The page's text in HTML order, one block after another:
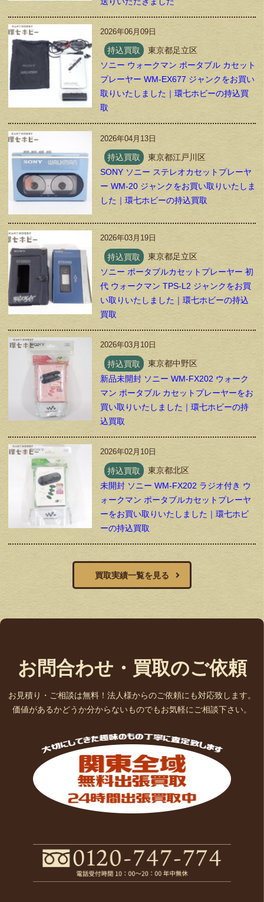
2026年06月09日
持込買取
東京都足立区
ソニー ウォークマン ポータブル カセット
プレーヤー WM-EX677 ジャンクをお買い
取りいたしました｜環七ホビーの持込買
取
2026年04月13日
持込買取
東京都江戸川区
SONY ソニー ステレオカセットプレーヤ
ー WM-20 ジャンクをお買い取りいたしま
した｜環七ホビーの持込買取
2026年03月19日
持込買取
東京都足立区
ソニー ポータブルカセットプレーヤー 初
代 ウォークマン TPS-L2 ジャンクをお買
い取りいたしました｜環七ホビーの持込
買取
2026年03月10日
持込買取
東京都中野区
新品未開封 ソニー WM-FX202 ウォーク
マン ポータブル カセットプレーヤーをお
買い取りいたしました｜環七ホビーの持
込買取
2026年02月10日
持込買取
東京都北区
未開封 ソニー WM-FX202 ラジオ付き ウ
ォークマン ポータブルカセットプレーヤ
ーをお買い取りいたしました｜環七ホビ
ーの持込買取
買取実績一覧を見る
お問合わせ・買取のご依頼
お見積り・ご相談は無料！法人様からのご依頼にも対応致します。
価値があるかどうか分からないものでもお気軽にご相談下さい。